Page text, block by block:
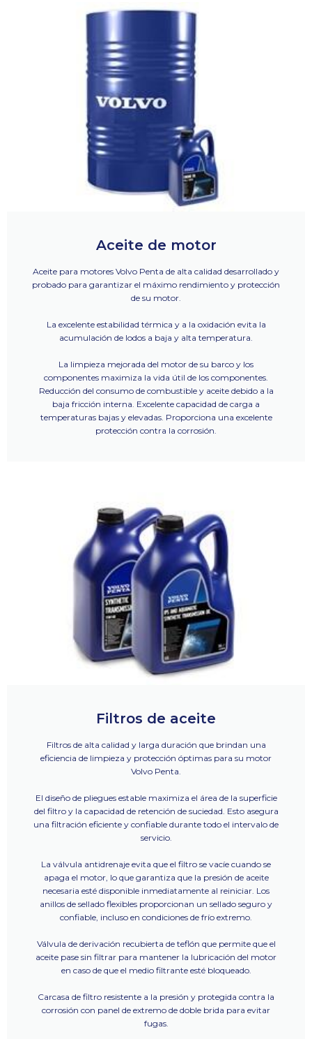
Aceite de motor
Aceite para motores Volvo Penta de alta calidad desarrollado y
probado para garantizar el máximo rendimiento y protección
de su motor.
La excelente estabilidad térmica y a la oxidación evita la
acumulación de lodos a baja y alta temperatura.
La limpieza mejorada del motor de su barco y los
componentes maximiza la vida útil de los componentes.
Reducción del consumo de combustible y aceite debido a la
baja fricción interna. Excelente capacidad de carga a
temperaturas bajas y elevadas. Proporciona una excelente
protección contra la corrosión.
Filtros de aceite
Filtros de alta calidad y larga duración que brindan una
eficiencia de limpieza y protección óptimas para su motor
Volvo Penta.
El diseño de pliegues estable maximiza el área de la superficie
del filtro y la capacidad de retención de suciedad. Esto asegura
una filtración eficiente y confiable durante todo el intervalo de
servicio.
La válvula antidrenaje evita que el filtro se vacíe cuando se
apaga el motor, lo que garantiza que la presión de aceite
necesaria esté disponible inmediatamente al reiniciar. Los
anillos de sellado flexibles proporcionan un sellado seguro y
confiable, incluso en condiciones de frío extremo.
Válvula de derivación recubierta de teflón que permite que el
aceite pase sin filtrar para mantener la lubricación del motor
en caso de que el medio filtrante esté bloqueado.
Carcasa de filtro resistente a la presión y protegida contra la
corrosión con panel de extremo de doble brida para evitar
fugas.